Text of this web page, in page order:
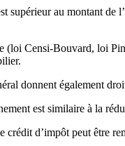
supérieur au montant de
(loi Censi-Bouvard, loi
donnent également
est similaire à la
d’impôt peut être